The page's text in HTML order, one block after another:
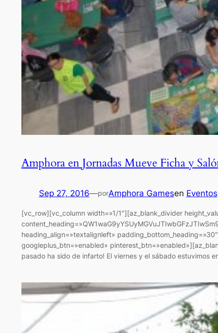
Amphora en Jornadas Mueve Ficha y
Sep 27, 2016—porAmphora Gamesen Eventos
[vc_row][vc_column width=»1/1″][az_blank_divider
heading_align=»textalignleft»
googleplus_btn=»enabled»
pasado ha sido de infarto! El viernes y el sábado estuvimos